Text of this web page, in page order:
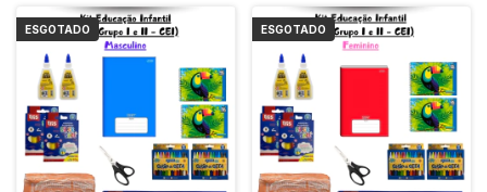
ESGOTADO ESGOTADO